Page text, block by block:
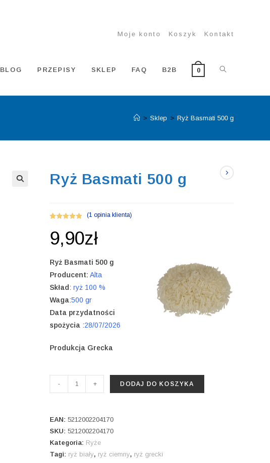
Moje konto Koszyk Kontakt
BLOG PRZEPISY SKLEP FAQ B2B 0 TOGGLE
WEBSITE
SEARCH
> Sklep > Ryż Basmati 500 g
Ryż Basmati 500 g
5.00
na 5 na
podstawie
(1 opinia klienta)
9,90zł
Ryż Basmati 500 g
Producent: Alta
Skład :ryż 100 %
Waga:500 gr
Data przydatności
spożycia :28/07/2026
Produkcja Grecka
Ryż
500
g
- + DODAJ DO KOSZYKA
EAN:5212002204170
SKU:5212002204170
Kategoria: Ryże
Tagi: ryż biały, ryż ciemny, ryż grecki